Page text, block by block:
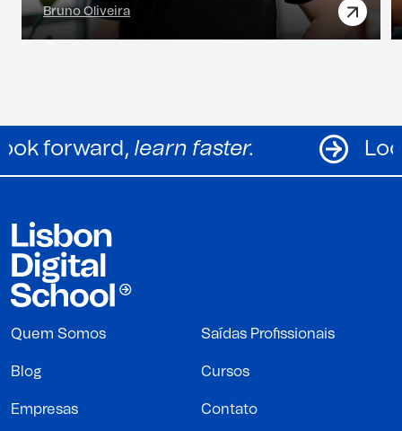
Bruno Oliveira
Look forward,learn faster.
Quem Somos Saídas Profissionais
Blog Cursos
Empresas Contato